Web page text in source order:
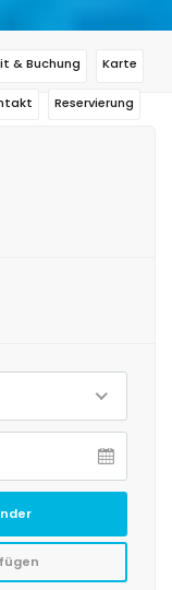
& Buchung Karte
Reservierung